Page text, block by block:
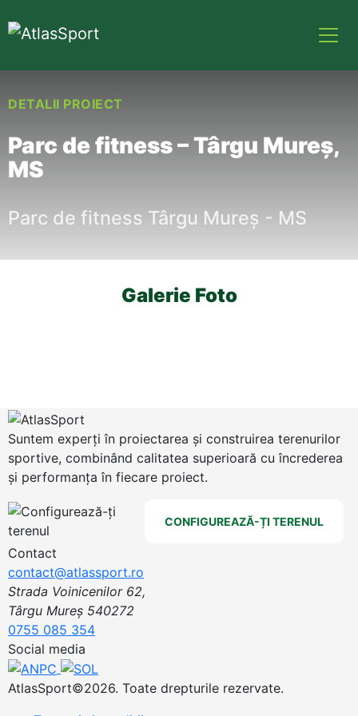
DETALII PROIECT
Parc de fitness – Târgu Mureș,
MS
Parc de fitness Târgu Mureș - MS
Galerie Foto
Suntem experți în proiectarea și construirea terenurilor
sportive, combinând calitatea superioară cu încrederea
și performanța în fiecare proiect.
CONFIGUREAZĂ-ȚI TERENUL
Contact
contact@atlassport.ro
Strada Voinicenilor 62,
Târgu Mureș 540272
0755 085 354
Social media
AtlasSport©2026. Toate drepturile rezervate.